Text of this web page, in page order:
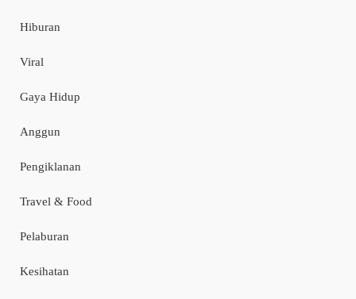
Hiburan
Viral
Gaya Hidup
Anggun
Pengiklanan
Travel & Food
Pelaburan
Kesihatan